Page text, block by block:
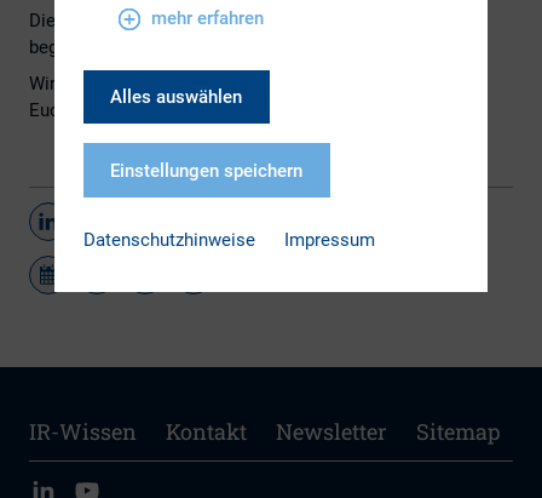
Die Teilnehmerzahl ist aus organisatorischen Gründen
begrenzt.
Wir freuen uns auf einen geselligen Abend mit Ihnen und
Euch!
IR-Wissen Kontakt Newsletter Sitemap
mehr erfahren
Alles auswählen
Einstellungen speichern
Datenschutzhinweise Impressum